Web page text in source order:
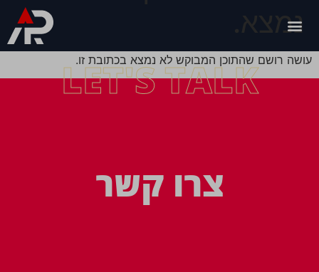
נמצא.
עושה רושם שהתוכן המבוקש לא נמצא בכתובת זו.
LET'S TALK
צרו קשר